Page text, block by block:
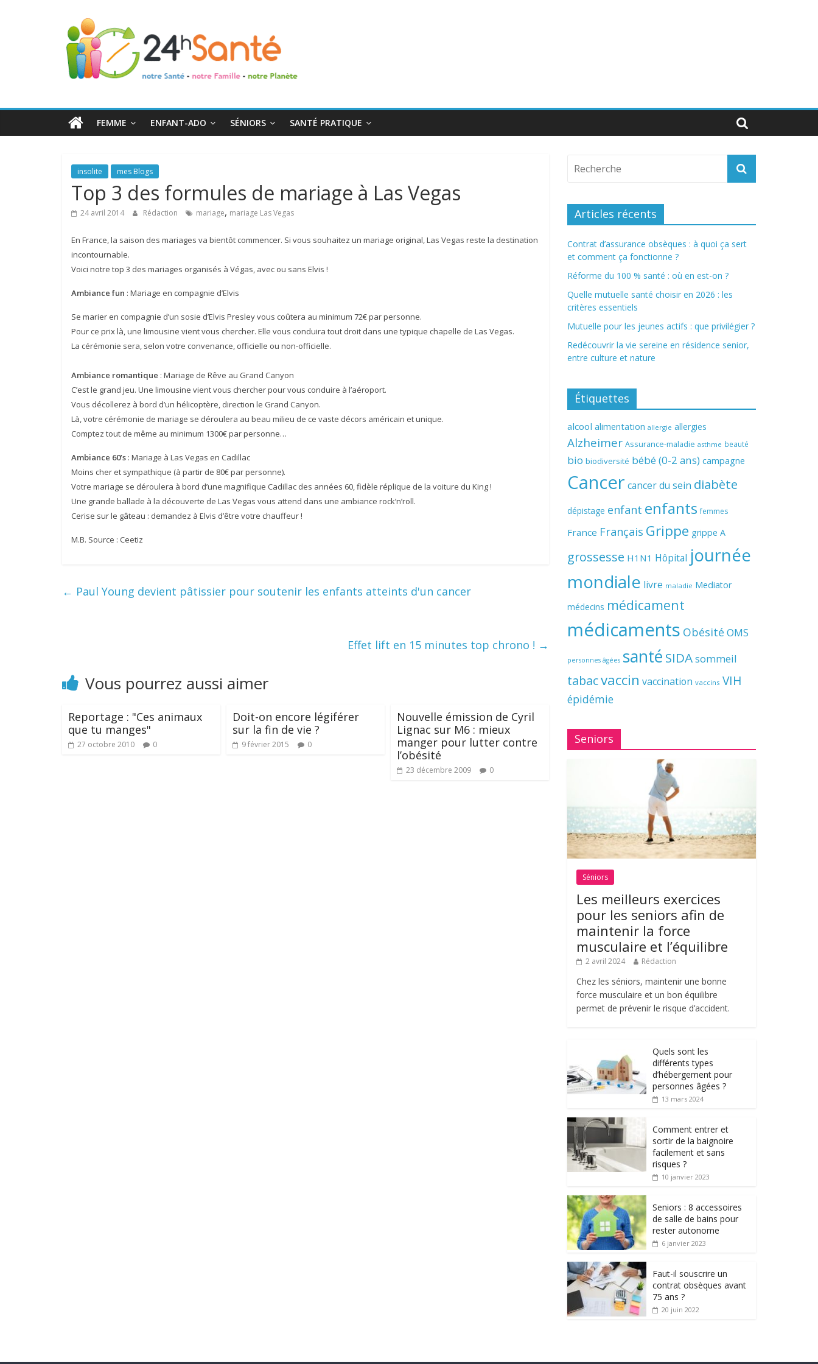
24h
Santé
toute
FEMME ENFANT-ADO SÉNIORS SANTÉ PRATIQUE
insolite mes Blogs
Top 3 des formules de mariage à Las Vegas
24 avril 2014 Rédaction mariage, mariage Las Vegas
En France, la saison des mariages va bientôt commencer. Si vous souhaitez un mariage original, Las Vegas reste la destination
incontournable.
Voici notre top 3 des mariages organisés à Végas, avec ou sans Elvis !
Ambiance fun : Mariage en compagnie d’Elvis
Se marier en compagnie d’un sosie d’Elvis Presley vous coûtera au minimum 72€ par personne.
Pour ce prix là, une limousine vient vous chercher. Elle vous conduira tout droit dans une typique chapelle de Las Vegas.
La cérémonie sera, selon votre convenance, officielle ou non-officielle.
Ambiance romantique : Mariage de Rêve au Grand Canyon
C’est le grand jeu. Une limousine vient vous chercher pour vous conduire à l’aéroport.
Vous décollerez à bord d’un hélicoptère, direction le Grand Canyon.
Là, votre cérémonie de mariage se déroulera au beau milieu de ce vaste décors américain et unique.
Comptez tout de même au minimum 1300€ par personne…
Ambiance 60’s : Mariage à Las Vegas en Cadillac
Moins cher et sympathique (à partir de 80€ par personne).
Votre mariage se déroulera à bord d’une magnifique Cadillac des années 60, fidèle réplique de la voiture du King !
Une grande ballade à la découverte de Las Vegas vous attend dans une ambiance rock’n’roll.
Cerise sur le gâteau : demandez à Elvis d’être votre chauffeur !
M.B. Source : Ceetiz
← Paul Young devient pâtissier pour soutenir les enfants atteints d'un cancer
Effet lift en 15 minutes top chrono ! →
Vous pourrez aussi aimer
Reportage : "Ces animaux
que tu manges"
27 octobre 2010 0
Doit-on encore légiférer
sur la fin de vie ?
9 février 2015 0
Nouvelle émission de Cyril
Lignac sur M6 : mieux
manger pour lutter contre
l’obésité
23 décembre 2009 0
Articles récents
Contrat d’assurance obsèques : à quoi ça sert
et comment ça fonctionne ?
Réforme du 100 % santé : où en est-on ?
Quelle mutuelle santé choisir en 2026 : les
critères essentiels
Mutuelle pour les jeunes actifs : que privilégier ?
Redécouvrir la vie sereine en résidence senior,
entre culture et nature
Étiquettes
alcool alimentation allergie allergies
Alzheimer Assurance-maladie asthme beauté
bio biodiversité bébé (0-2 ans) campagne
Cancer cancer du sein diabète
dépistage enfant enfants femmes
France Français Grippe grippe A
grossesse H1N1 Hôpital journée
mondiale livre maladie Mediator
médecins médicament
médicaments Obésité OMS
personnes âgées santé SIDAsommeil
tabacvaccin vaccination vaccins VIH
épidémie
Seniors
Séniors
Les meilleurs exercices
pour les seniors afin de
maintenir la force
musculaire et l’équilibre
2 avril 2024 Rédaction
Chez les séniors, maintenir une bonne
force musculaire et un bon équilibre
permet de prévenir le risque d’accident.
Quels sont les
différents types
d’hébergement pour
personnes âgées ?
13 mars 2024
Comment entrer et
sortir de la baignoire
facilement et sans
risques ?
10 janvier 2023
Seniors : 8 accessoires
de salle de bains pour
rester autonome
6 janvier 2023
Faut-il souscrire un
contrat obsèques avant
75 ans ?
20 juin 2022